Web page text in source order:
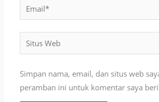
Situs
Web
Simpan nama, email, dan situs web
peramban ini untuk komentar saya